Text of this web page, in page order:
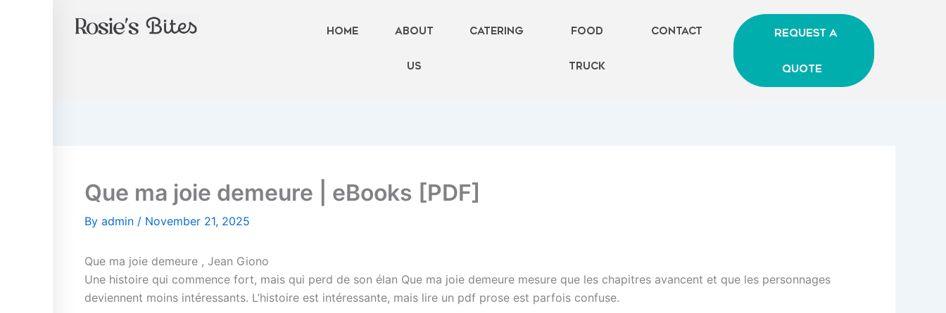
Home About
Us
Catering FOOD
TRUCK
Contact Request A
Quote
Que ma joie demeure | eBooks [PDF]
By admin / November 21, 2025
Que ma joie demeure , Jean Giono
Une histoire qui commence fort, mais qui perd de son élan Que ma joie demeure mesure que les chapitres avancent et que les personnages
deviennent moins intéressants. L’histoire est intéressante, mais lire un pdf prose est parfois confuse.